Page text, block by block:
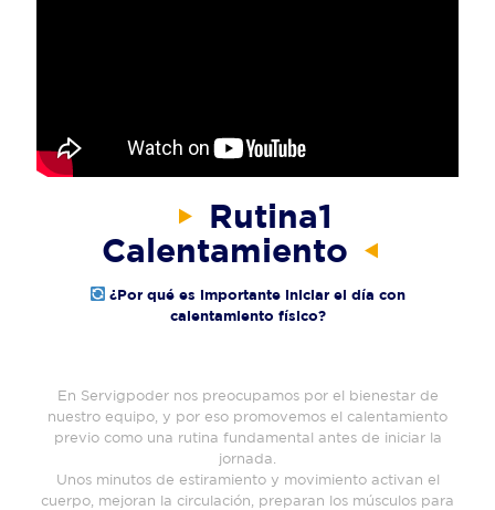
Rutina1
Calentamiento
¿Por qué es importante iniciar el día con
calentamiento físico?
En Servigpoder nos preocupamos por el bienestar de
nuestro equipo, y por eso promovemos el calentamiento
previo como una rutina fundamental antes de iniciar la
jornada.
Unos minutos de estiramiento y movimiento activan el
cuerpo, mejoran la circulación, preparan los músculos para